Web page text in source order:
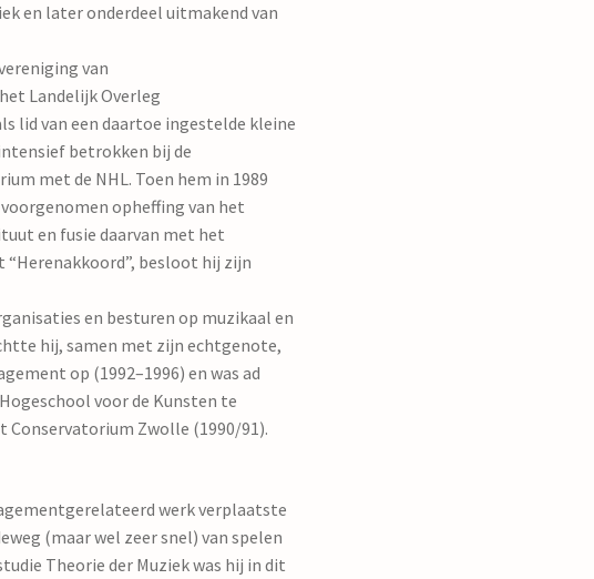
en later onderdeel uitmakend van
van
Landelijk Overleg
lid van een daartoe ingestelde kleine
betrokken bij de
met de NHL. Toen hem in 1989
opheffing van het
en fusie daarvan met het
besloot hij zijn
en besturen op muzikaal en
hij, samen met zijn echtgenote,
op (1992–1996) en was ad
voor de Kunsten te
Conservatorium Zwolle (1990/91).
werk verplaatste
(maar wel zeer snel) van spelen
Theorie der Muziek was hij in dit